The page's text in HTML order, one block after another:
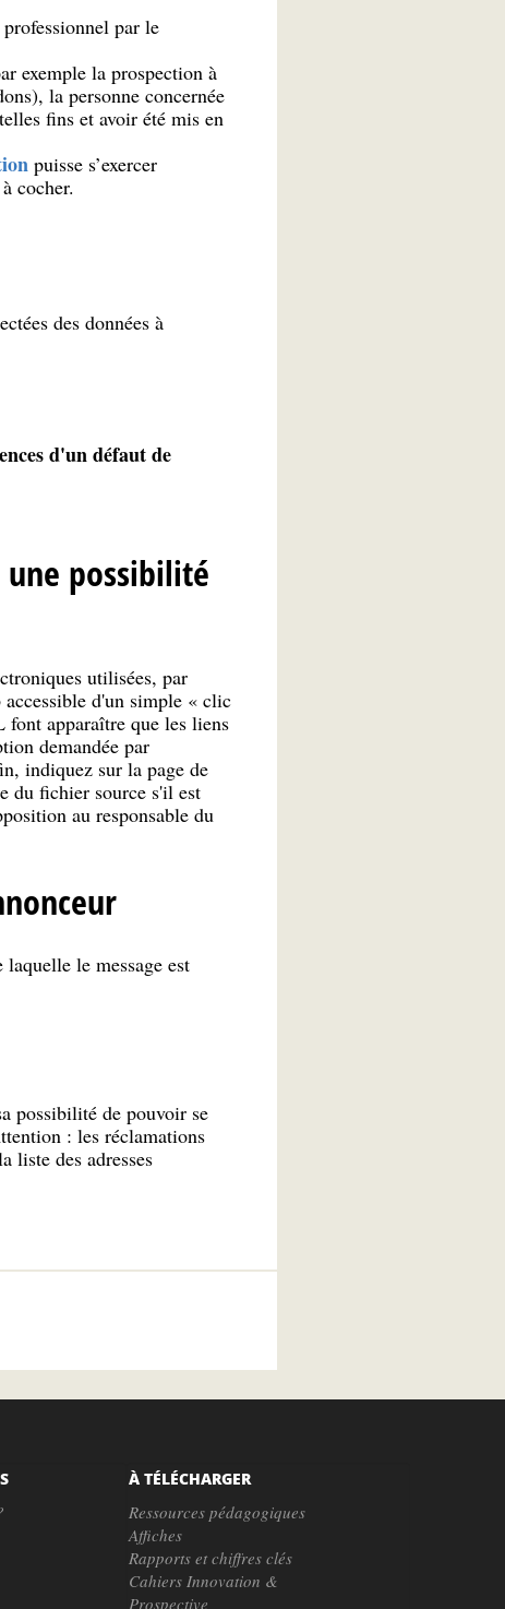
par le
exemple la prospection à
la personne concernée
fins et avoir été mis en
puisse s’exercer
cocher.
des données à
d'un défaut de
une possibilité
utilisées, par
d'un simple « clic
apparaître que les liens
demandée par
indiquez sur la page de
du fichier source s'il est
au responsable du
le message est
possibilité de pouvoir se
: les réclamations
liste des adresses
À TÉLÉCHARGER
Ressources pédagogiques
Affiches
Rapports et chiffres clés
Cahiers Innovation &
Prospective